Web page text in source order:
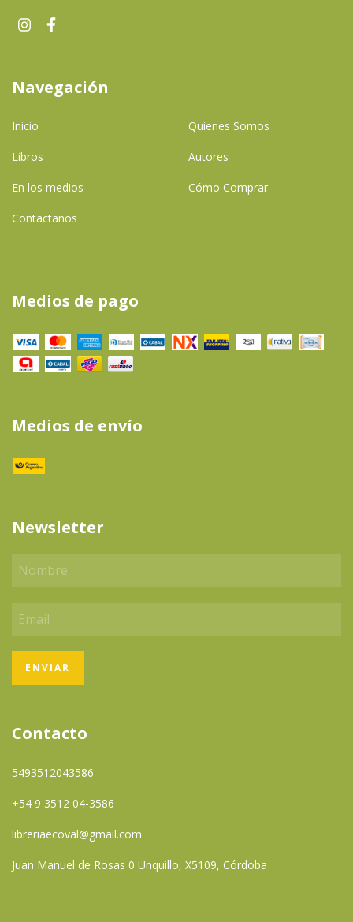
Navegación
Inicio Quienes Somos
Libros Autores
En los medios Cómo Comprar
Contactanos
Medios de pago
Medios de envío
Newsletter
Contacto
5493512043586
+54 9 3512 04-3586
libreriaecoval@gmail.com
Juan Manuel de Rosas 0 Unquillo, X5109, Córdoba